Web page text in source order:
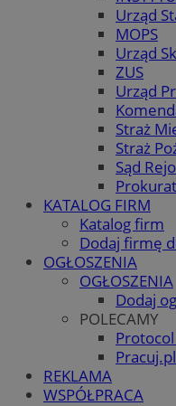
Urząd
MOPS
Urząd
ZUS
Urząd
Straż
Straż
Sąd
KATALOG FIRM
Katalog firm
Dodaj firmę
OGŁOSZENIA
OGŁOSZENIA
Dodaj
POLECAMY
REKLAMA
WSPÓŁPRACA